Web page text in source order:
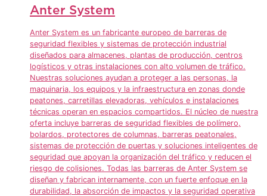
Anter System
Anter System es un fabricante europeo de barreras de
seguridad flexibles y sistemas de protección industrial
diseñados para almacenes, plantas de producción, centros
logísticos y otras instalaciones con alto volumen de tráfico.
Nuestras soluciones ayudan a proteger a las personas, la
maquinaria, los equipos y la infraestructura en zonas donde
peatones, carretillas elevadoras, vehículos e instalaciones
técnicas operan en espacios compartidos. El núcleo de nuestra
oferta incluye barreras de seguridad flexibles de polímero,
bolardos, protectores de columnas, barreras peatonales,
sistemas de protección de puertas y soluciones inteligentes de
seguridad que apoyan la organización del tráfico y reducen el
riesgo de colisiones. Todas las barreras de Anter System se
diseñan y fabrican internamente, con un fuerte enfoque en la
durabilidad, la absorción de impactos y la seguridad operativa